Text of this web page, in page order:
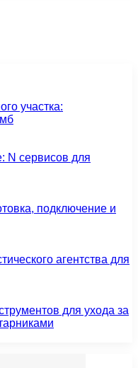
участка:
N сервисов для
подключение и
агентства для
для ухода за